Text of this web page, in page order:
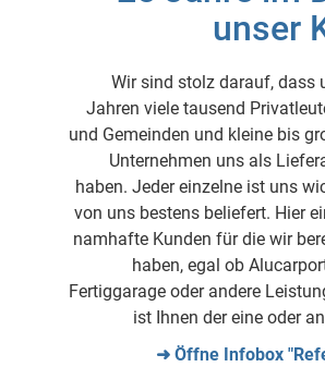
unser
Wir sind stolz darauf, dass
Jahren viele tausend
und Gemeinden und kleine bis
Unternehmen uns als
haben. Jeder einzelne ist uns
von uns bestens beliefert. Hier
namhafte Kunden für die wir
haben, egal ob
Fertiggarage oder andere
ist Ihnen der eine oder
➜ Öffne Infobox